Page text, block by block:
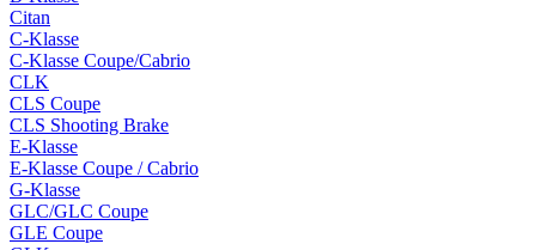
Citan
C-Klasse
C-Klasse Coupe/Cabrio
CLK
CLS Coupe
CLS Shooting Brake
E-Klasse
E-Klasse Coupe / Cabrio
G-Klasse
GLC/GLC Coupe
GLE Coupe